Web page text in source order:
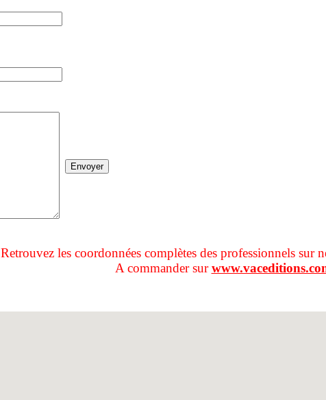
Retrouvez les coordonnées complètes des professionnels sur
A commander sur